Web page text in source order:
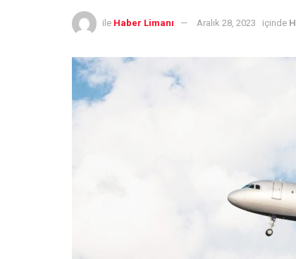
ile Haber Limanı Aralık 28, 2023 içinde